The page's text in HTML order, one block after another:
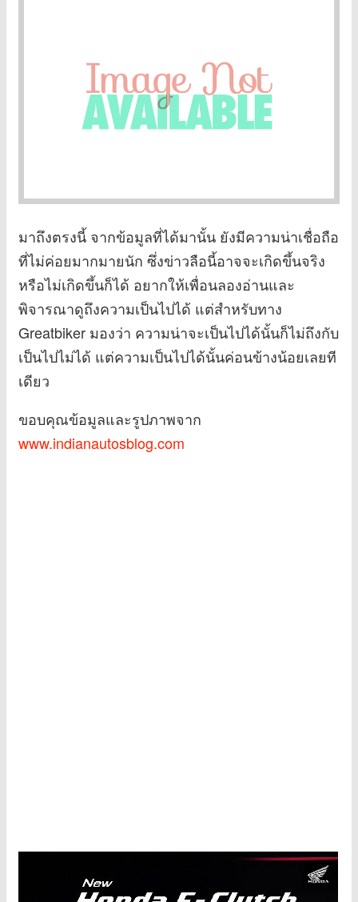
มาถึงตรงนี้ จากข้อมูลที่ได้มานั้น ยังมีความน่าเชื่อถือ
ที่ไม่ค่อยมากมายนัก ซึ่งข่าวลือนี้อาจจะเกิดขึ้นจริง
หรือไม่เกิดขึ้นก็ได้ อยากให้เพื่อนลองอ่านและ
พิจารณาดูถึงความเป็นไปได้ แต่สำหรับทาง
Greatbiker มองว่า ความน่าจะเป็นไปได้นั้นก็ไม่ถึงกับ
เป็นไปไม่ได้ แต่ความเป็นไปได้นั้นค่อนข้างน้อยเลยที
เดียว
ขอบคุณข้อมูลและรูปภาพจาก
www.indianautosblog.com